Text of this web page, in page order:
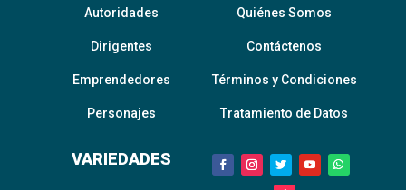
Autoridades
Dirigentes
Emprendedores
Personajes
VARIEDADES
Quiénes Somos
Contáctenos
Términos y Condiciones
Tratamiento de Datos